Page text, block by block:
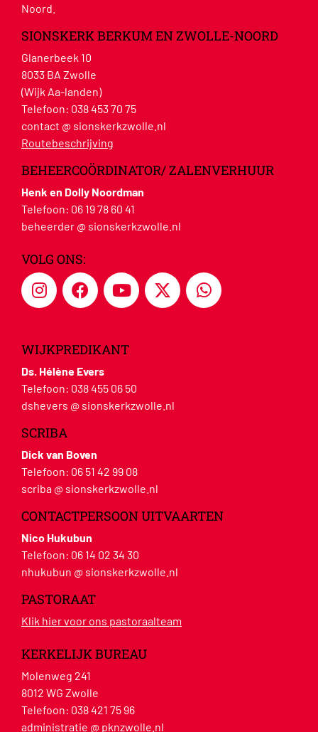
Noord.
SIONSKERK BERKUM EN ZWOLLE-NOORD
Glanerbeek 10
8033 BA Zwolle
(Wijk Aa-landen)
Telefoon: 038 453 70 75
contact @ sionskerkzwolle.nl
Routebeschrijving
BEHEERCOÖRDINATOR/ ZALENVERHUUR
Henk en Dolly Noordman
Telefoon: 06 19 78 60 41
beheerder @ sionskerkzwolle.nl
VOLG ONS:
WIJKPREDIKANT
Ds. Hélène Evers
Telefoon: 038 455 06 50
dshevers @ sionskerkzwolle.nl
SCRIBA
Dick van Boven
Telefoon: 06 51 42 99 08
scriba @ sionskerkzwolle.nl
CONTACTPERSOON UITVAARTEN
Nico Hukubun
Telefoon: 06 14 02 34 30
nhukubun @ sionskerkzwolle.nl
PASTORAAT
Klik hier voor ons pastoraalteam
KERKELIJK BUREAU
Molenweg 241
8012 WG Zwolle
Telefoon: 038 421 75 96
administratie @ pknzwolle.nl